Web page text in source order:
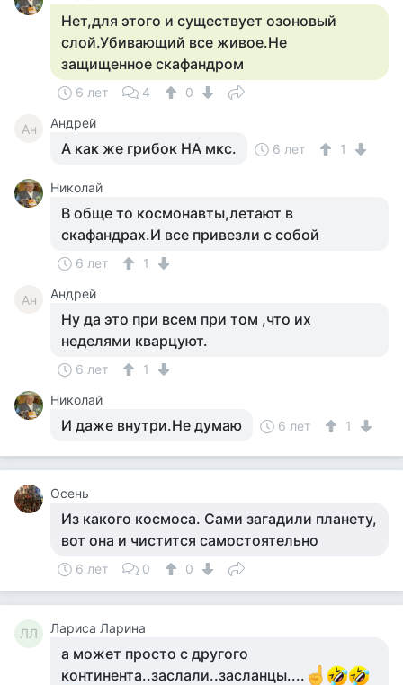
Нет,для этого и существует озоновый
слой.Убивающий все живое.Не
защищенное скафандром
6 лет 4 0
Ан Андрей
А как же грибок НА мкс. 6 лет 1
Николай
В обще то космонавты,летают в
скафандрах.И все привезли с собой
6 лет 1
Ан Андрей
Ну да это при всем при том ,что их
неделями кварцуют.
6 лет
1
Николай
И даже внутри.Не думаю 6 лет 1
Осень
Из какого космоса. Сами загадили планету,
вот она и чистится самостоятельно
6 лет 0 0
ЛЛ Лариса Ларина
а может просто с другого
континента..заслали..засланцы....